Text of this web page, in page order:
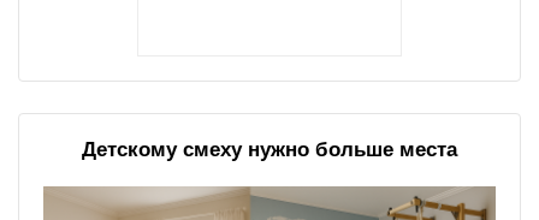
Детскому смеху нужно больше места